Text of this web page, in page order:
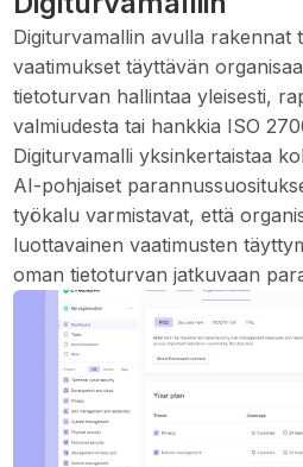
Digiturvamallin avulla rakennat
vaatimukset täyttävän
tietoturvan hallintaa yleisesti,
valmiudesta tai hankkia ISO
Digiturvamalli yksinkertaistaa
AI-pohjaiset
työkalu varmistavat, että
luottavainen vaatimusten
oman tietoturvan jatkuvaan